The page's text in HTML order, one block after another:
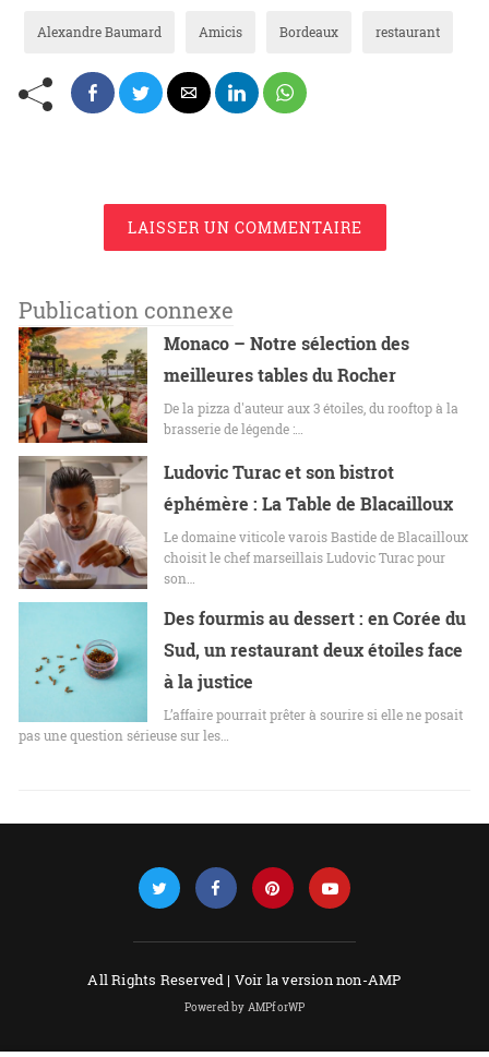
Alexandre Baumard Amicis Bordeaux restaurant
LAISSER UN COMMENTAIRE
Publication connexe
Monaco – Notre sélection des
meilleures tables du Rocher
De la pizza d'auteur aux 3 étoiles, du rooftop à la
brasserie de légende :…
Ludovic Turac et son bistrot
éphémère : La Table de Blacailloux
Le domaine viticole varois Bastide de Blacailloux
choisit le chef marseillais Ludovic Turac pour
son…
Des fourmis au dessert : en Corée du
Sud, un restaurant deux étoiles face
à la justice
L’affaire pourrait prêter à sourire si elle ne posait
pas une question sérieuse sur les…
All Rights Reserved | Voir la version non-AMP
Powered by AMPforWP